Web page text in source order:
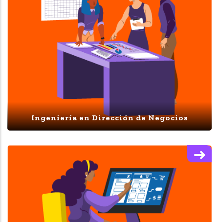
Ingeniería en Dirección de Negocios